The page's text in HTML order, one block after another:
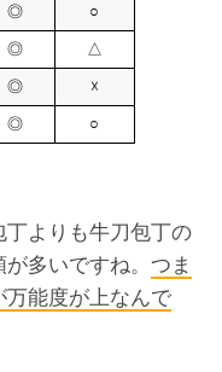
◎ ○
◎ △
◎ ☓
◎ ○
よりも牛刀包丁の
多いですね。 つま
万能度が上なんで